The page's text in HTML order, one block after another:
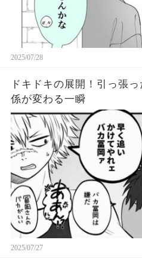
2025/07/28
ドキドキの展開！引っ張
係が変わる一瞬
2025/07/27